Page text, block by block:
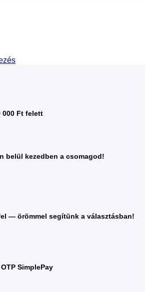
000 Ft felett
belül kezedben a csomagod!
— örömmel segítünk a választásban!
SimplePay